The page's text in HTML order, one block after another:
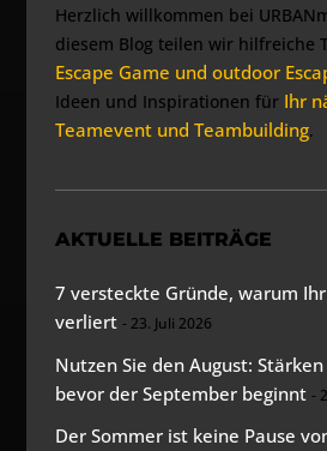
Herzlich willkommen bei
diesem Blog teilen wir hilfreiche
Escape Game und outdoor
Ideen und Inspirationen für Ihr
Teamevent und Teambuilding.
AKTUELLE BEITRÄGE
7 versteckte Gründe, warum
verliert
23. Juli 2026
Nutzen Sie den August:
bevor der September beginnt
Der Sommer ist keine Pause